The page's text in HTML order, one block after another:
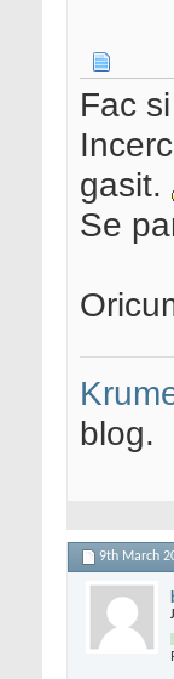
Fac
gasit.
Se
blog.
9th March